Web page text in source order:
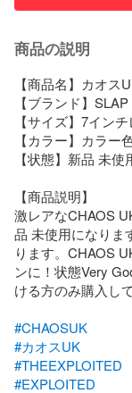
商品の説明
【商品名】カオス
【ブランド】
【サイズ】7イン
【カラー】カラー
【状態】新品 未使
【商品説明】
激レアなCHAOS
品 未使用になりま
ります。CHAOS
ンに！状態Very
ける方のみ購入し
#CHAOSUK
#カオスUK
#THEEXPLOITED
#EXPLOITED